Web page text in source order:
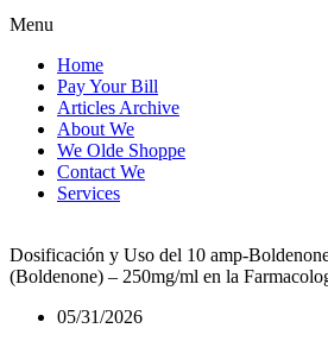
Menu
Home
Pay Your Bill
Articles Archive
About We
We Olde Shoppe
Contact We
Services
Dosificación y Uso del 10 amp-
(Boldenone) – 250mg/ml en la
05/31/2026